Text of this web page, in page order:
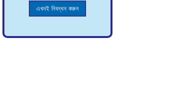
এখনই নিবন্ধন করুন